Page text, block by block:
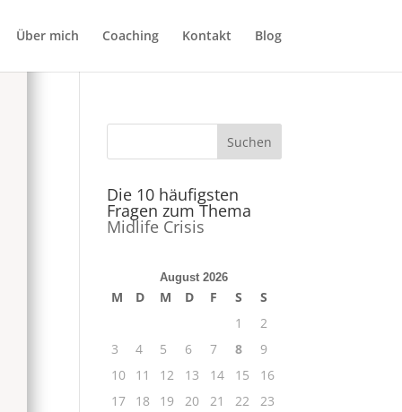
Über mich Coaching Kontakt Blog
Die 10 häufigsten
Fragen zum Thema
Midlife Crisis
August 2026
M D M D F S
S
1
2
3
4 5 6 7 8
9
10
11 12 13 14 15
16
17
18 19 20 21 22
23